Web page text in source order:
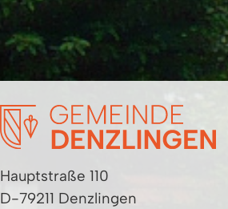
Hauptstraße 110
D-79211 Denzlingen